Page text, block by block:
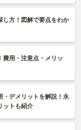
し方！図解で要点をわか
費用・注意点・メリッ
・デメリットを解説！永
ットも紹介